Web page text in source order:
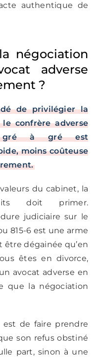
authentique de
négociation
adverse
?
de privilégier la
confrère adverse
à gré est
moins coûteuse
du cabinet, la
doit primer.
judiciaire sur le
815-6 est une arme
être dégainée qu’en
êtes en divorce,
avocat adverse en
que la négociation
est de faire prendre
son refus obstiné
part, sinon à une